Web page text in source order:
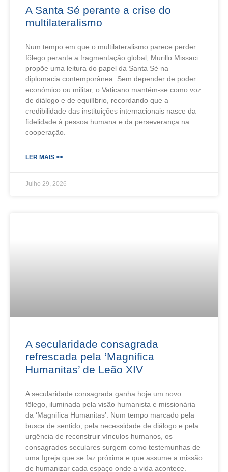
A Santa Sé perante a crise do
multilateralismo
Num tempo em que o multilateralismo parece perder
fôlego perante a fragmentação global, Murillo Missaci
propõe uma leitura do papel da Santa Sé na
diplomacia contemporânea. Sem depender de poder
económico ou militar, o Vaticano mantém-se como voz
de diálogo e de equilíbrio, recordando que a
credibilidade das instituições internacionais nasce da
fidelidade à pessoa humana e da perseverança na
cooperação.
LER MAIS >>
Julho 29, 2026
A secularidade consagrada
refrescada pela ‘Magnifica
Humanitas’ de Leão XIV
A secularidade consagrada ganha hoje um novo
fôlego, iluminada pela visão humanista e missionária
da ‘Magnifica Humanitas’. Num tempo marcado pela
busca de sentido, pela necessidade de diálogo e pela
urgência de reconstruir vínculos humanos, os
consagrados seculares surgem como testemunhas de
uma Igreja que se faz próxima e que assume a missão
de humanizar cada espaço onde a vida acontece.